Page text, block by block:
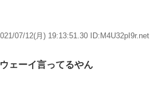
07/12(月) 19:13:51.30 ID:M4U32pI9r.net
ェーイ言ってるやん